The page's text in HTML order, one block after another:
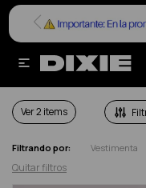

REMERAS
Ver
Filtrando por: Vestimenta
Quitar filtros